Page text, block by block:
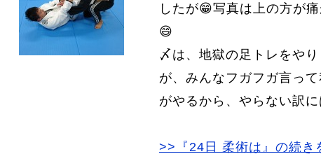
したが😁写真は上の方が
😄
〆は、地獄の足トレをやり
が、みんなフガフガ言っ
がやるから、やらない訳
>>『24日 柔術は』の続き